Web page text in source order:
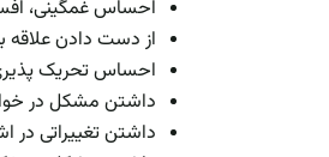
احساس غمگینی،
از دست دادن علاقه
احساس تحریک
داشتن مشکل در
داشتن تغییراتی در